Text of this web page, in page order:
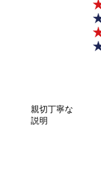
親切丁寧な
説明